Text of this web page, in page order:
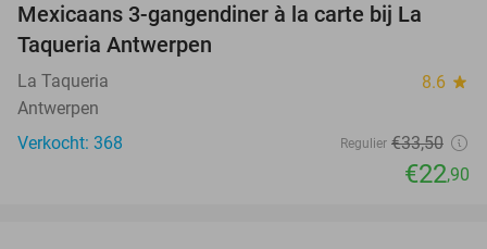
32%
Mexicaans 3-gangendiner à la carte bij La
Taqueria Antwerpen
La Taqueria 8.6 star
Antwerpen
Verkocht: 368
Regulier €33,50
€22,90